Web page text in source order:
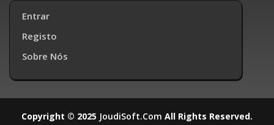
Entrar
Registo
Sobre Nós
Copyright © 2025 JoudiSoft.com All Rights Reserved.